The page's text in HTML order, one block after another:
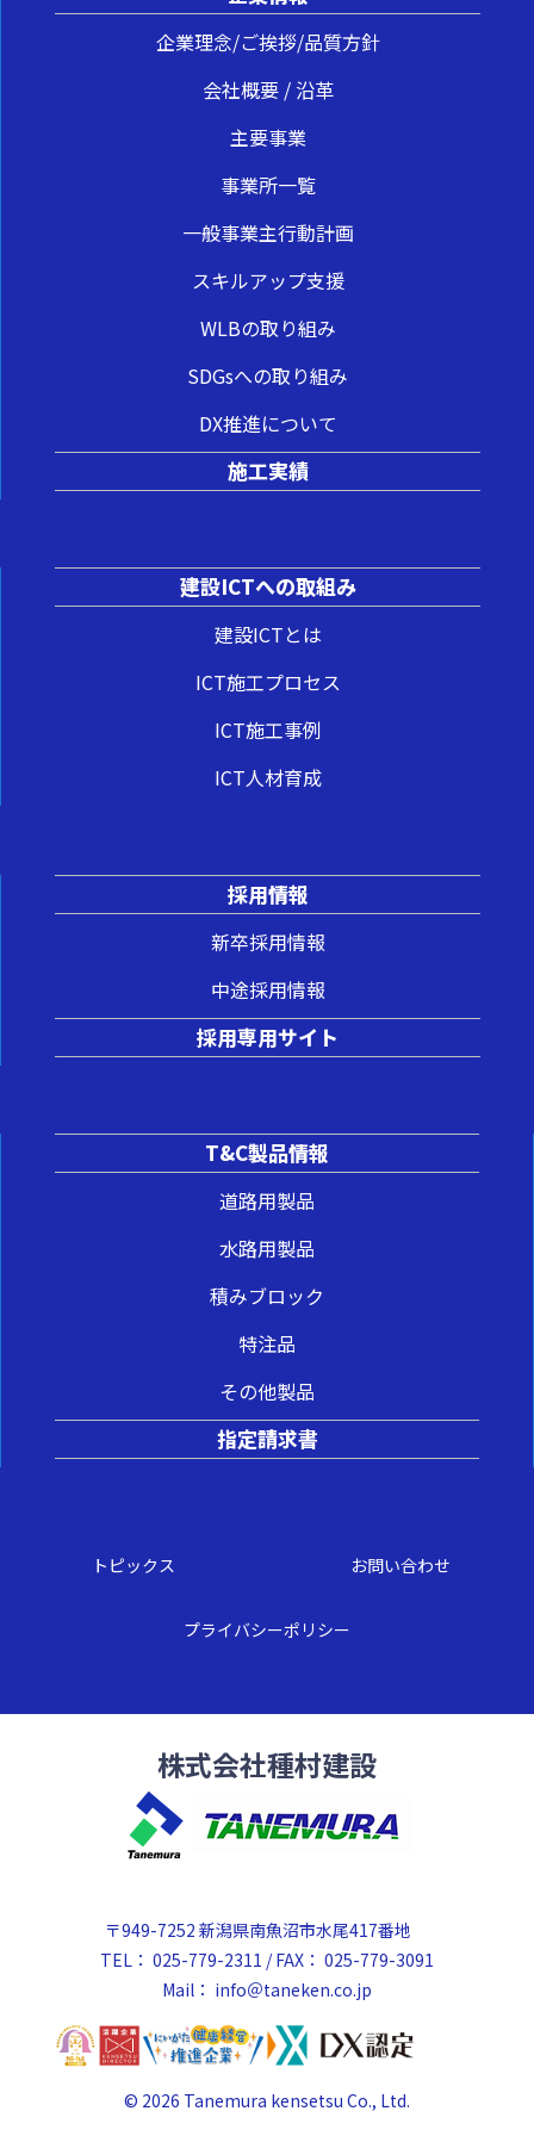
企業理念/ご挨拶/品質方針
会社概要 / 沿革
主要事業
事業所一覧
一般事業主行動計画
スキルアップ支援
WLBの取り組み
SDGsへの取り組み
DX推進について
施工実績
建設ICTへの取組み
建設ICTとは
ICT施工プロセス
ICT施工事例
ICT人材育成
採用情報
新卒採用情報
中途採用情報
採用専用サイト
T&C製品情報
道路用製品
水路用製品
積みブロック
特注品
その他製品
指定請求書
トピックス お問い合わせ
プライバシーポリシー
株式会社種村建設
〒949-7252 新潟県南魚沼市水尾417番地
TEL： 025-779-2311 / FAX： 025-779-3091
Mail： info＠taneken.co.jp
© 2026 Tanemura kensetsu Co., Ltd.